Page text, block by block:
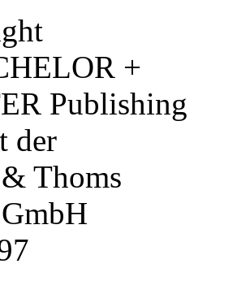
+
Publishing
der
Thoms